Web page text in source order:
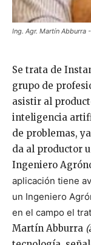
Ing. Agr. Martín Abburra
Se trata de
grupo de
asistir al
inteligencia
de problemas,
da al productor
Ingeniero
aplicación tiene
un Ingeniero
en el campo el
Martín Abburra